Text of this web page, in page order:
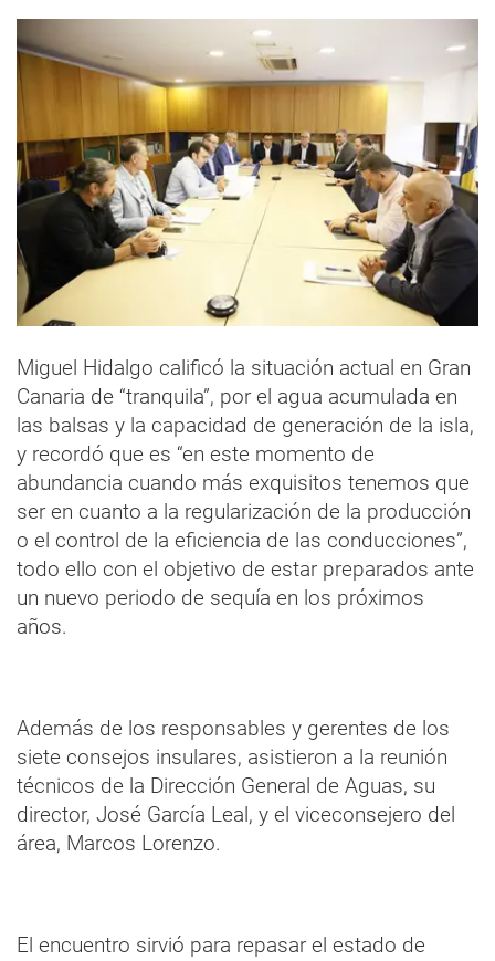
Miguel Hidalgo calificó la situación actual en Gran
Canaria de “tranquila”, por el agua acumulada en
las balsas y la capacidad de generación de la isla,
y recordó que es “en este momento de
abundancia cuando más exquisitos tenemos que
ser en cuanto a la regularización de la producción
o el control de la eficiencia de las conducciones”,
todo ello con el objetivo de estar preparados ante
un nuevo periodo de sequía en los próximos
años.
Además de los responsables y gerentes de los
siete consejos insulares, asistieron a la reunión
técnicos de la Dirección General de Aguas, su
director, José García Leal, y el viceconsejero del
área, Marcos Lorenzo.
El encuentro sirvió para repasar el estado de